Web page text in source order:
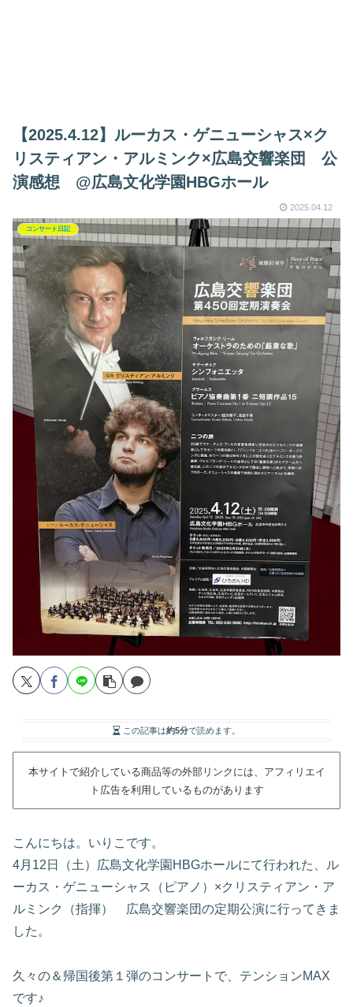
【2025.4.12】ルーカス・ゲニューシャス×ク
リスティアン・アルミンク×広島交響楽団 公
演感想 @広島文化学園HBGホール
2025.04.12
コンサート日記
この記事は約5分で読めます。
本サイトで紹介している商品等の外部リンクには、アフィリエイ
ト広告を利用しているものがあります
こんにちは。いりこです。
4月12日（土）広島文化学園HBGホールにて行われた、ル
ーカス・ゲニューシャス（ピアノ）×クリスティアン・ア
ルミンク（指揮） 広島交響楽団の定期公演に行ってきま
した。
久々の＆帰国後第１弾のコンサートで、テンションMAX
です♪